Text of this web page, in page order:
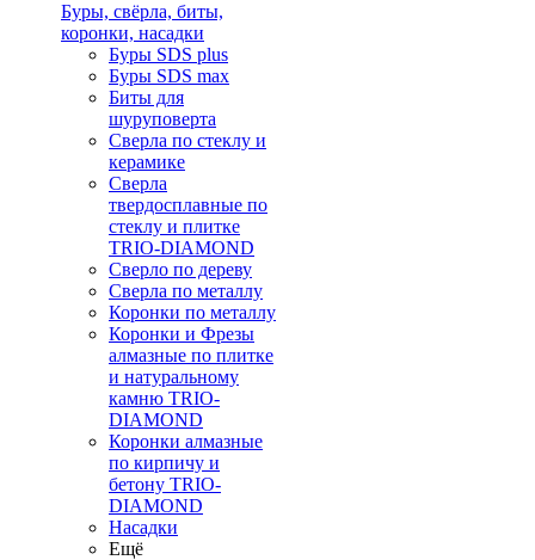
Буры, свёрла, биты,
коронки, насадки
Буры SDS plus
Буры SDS max
Биты для
шуруповерта
Сверла по стеклу и
керамике
Сверла
твердосплавные по
стеклу и плитке
TRIO-DIAMOND
Сверло по дереву
Сверла по металлу
Коронки по металлу
Коронки и Фрезы
алмазные по плитке
и натуральному
камню TRIO-
DIAMOND
Коронки алмазные
по кирпичу и
бетону TRIO-
DIAMOND
Насадки
Ещё